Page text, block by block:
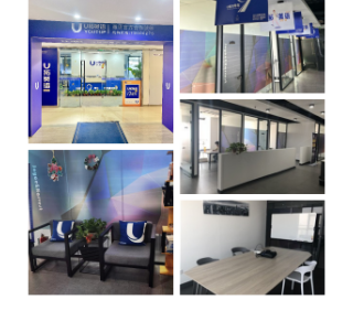
行业资讯
热门课程
留学申请
校园环境
师资团队
联系我们